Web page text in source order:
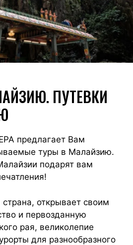
ПУТЕВКИ
предлагает Вам
туры в Малайзию.
подарят вам
страна, открывает своим
и первозданную
рая, великолепие
для разнообразного